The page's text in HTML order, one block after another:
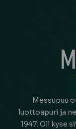
Messupuu
luottoapuri ja
1947. Oli kyse